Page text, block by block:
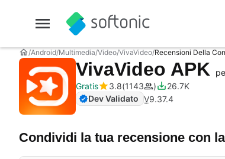
Android Multimedia Video VivaVideo Recensioni Della
VivaVideo APK
Gratis
3.8 1143
26.7K
Dev Validato V9.37.4
Condividi la tua recensione con